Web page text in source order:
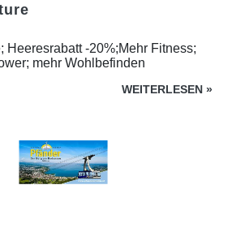
Heeresrabatt -20%;Mehr Fitness;
mehr Wohlbefinden
WEITERLESEN »